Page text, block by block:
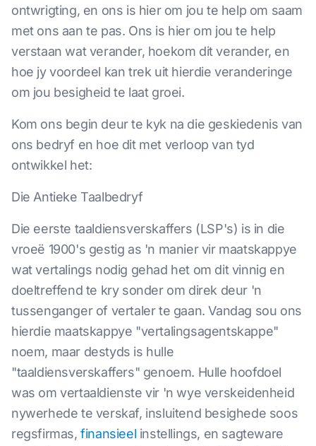
ontwrigting, en ons is hier om jou te help om saam
met ons aan te pas. Ons is hier om jou te help
verstaan wat verander, hoekom dit verander, en
hoe jy voordeel kan trek uit hierdie veranderinge
om jou besigheid te laat groei.
Kom ons begin deur te kyk na die geskiedenis van
ons bedryf en hoe dit met verloop van tyd
ontwikkel het:
Die Antieke Taalbedryf
Die eerste taaldiensverskaffers (LSP's) is in die
vroeë 1900's gestig as 'n manier vir maatskappye
wat vertalings nodig gehad het om dit vinnig en
doeltreffend te kry sonder om direk deur 'n
tussenganger of vertaler te gaan. Vandag sou ons
hierdie maatskappye "vertalingsagentskappe"
noem, maar destyds is hulle
"taaldiensverskaffers" genoem. Hulle hoofdoel
was om vertaaldienste vir 'n wye verskeidenheid
nywerhede te verskaf, insluitend besighede soos
regsfirmas,finansieel instellings, en sagteware